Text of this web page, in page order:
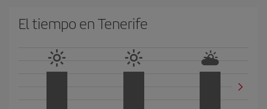
El tiempo en Tenerife